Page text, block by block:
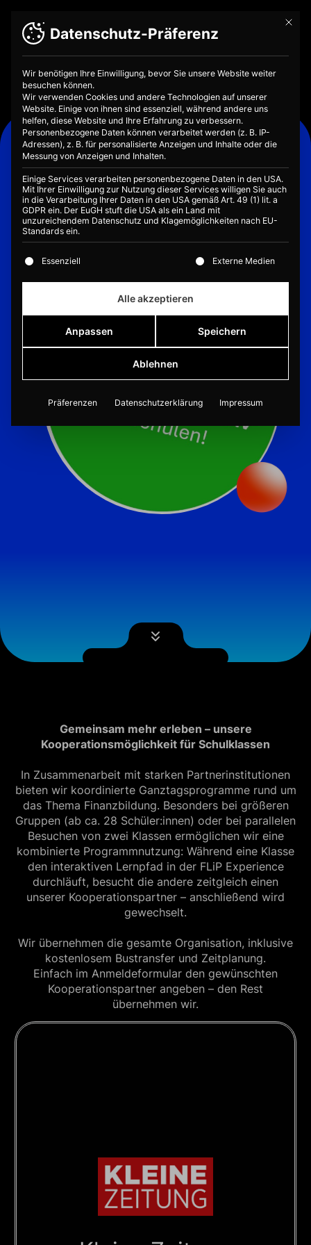
Kooperationen
Gemeinsam mit starken Partner:innen
setzten wir uns das Ziel, ein vernetztes
Ganztagesangebot zu schaffen und so
die Welt der Finanzen mit Themen der
Naturwissenschaften, der Kultur oder
auch der Medienlandschaft zu
Gemeinsam mehr erleben – unsere
Kooperationsmöglichkeit für Schulklassen
In Zusammenarbeit mit starken Partnerinstitutionen
bieten wir koordinierte Ganztagsprogramme rund um
das Thema Finanzbildung. Besonders bei größeren
Gruppen (ab ca. 28 Schüler:innen) oder bei parallelen
Besuchen von zwei Klassen ermöglichen wir eine
kombinierte Programmnutzung: Während eine Klasse
den interaktiven Lernpfad in der FLiP Experience
durchläuft, besucht die andere zeitgleich einen
unserer Kooperationspartner – anschließend wird
gewechselt.
Wir übernehmen die gesamte Organisation, inklusive
kostenlosem Bustransfer und Zeitplanung.
Einfach im Anmeldeformular den gewünschten
Kooperationspartner angeben – den Rest
übernehmen wir.
Nachrichten entstehen, was
Medienkompetenz bedeutet und wie sie
eigene Inhalte reflektiert und kreativ
umsetzen können.
Mit
Datenschutz-Präferenz
Wir benötigen Ihre Einwilligung, bevor Sie unsere Website weiter
besuchen können.
Wir verwenden Cookies und andere Technologien auf unserer
Website. Einige von ihnen sind essenziell, während andere uns
helfen, diese Website und Ihre Erfahrung zu verbessern.
Personenbezogene Daten können verarbeitet werden (z. B. IP-
Adressen), z. B. für personalisierte Anzeigen und Inhalte oder die
Messung von Anzeigen und Inhalten.
Einige Services verarbeiten personenbezogene Daten in den USA.
Mit Ihrer Einwilligung zur Nutzung dieser Services willigen Sie auch
in die Verarbeitung Ihrer Daten in den USA gemäß Art. 49 (1) lit. a
GDPR ein. Der EuGH stuft die USA als ein Land mit
unzureichendem Datenschutz und Klagemöglichkeiten nach EU-
Standards ein.
Es folgt eine Liste der Service-Gruppen, für die eine
Essenziell Externe Medien
Alle akzeptieren
Anpassen Speichern
Ablehnen
Präferenzen Datenschutzerklärung Impressum